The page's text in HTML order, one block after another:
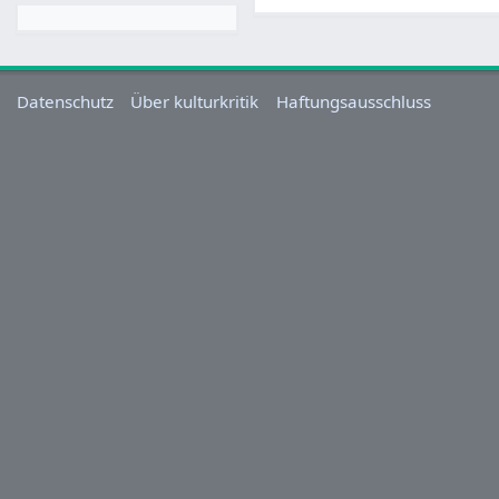
Datenschutz Über kulturkritik Haftungsausschluss